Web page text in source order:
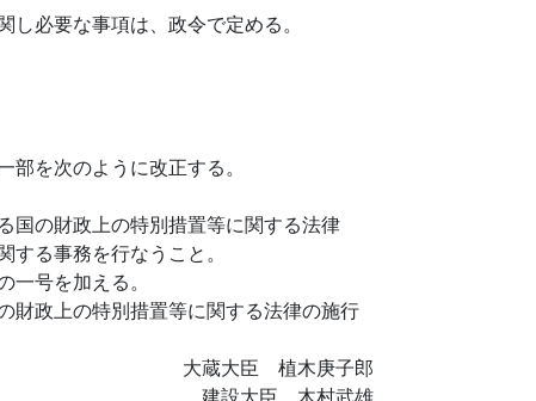
必要な事項は、政令で定める。
を次のように改正する。
国の財政上の特別措置等に関する法律
する事務を行なうこと。
号を加える。
財政上の特別措置等に関する法律の施行
大蔵大臣 植木庚子郎